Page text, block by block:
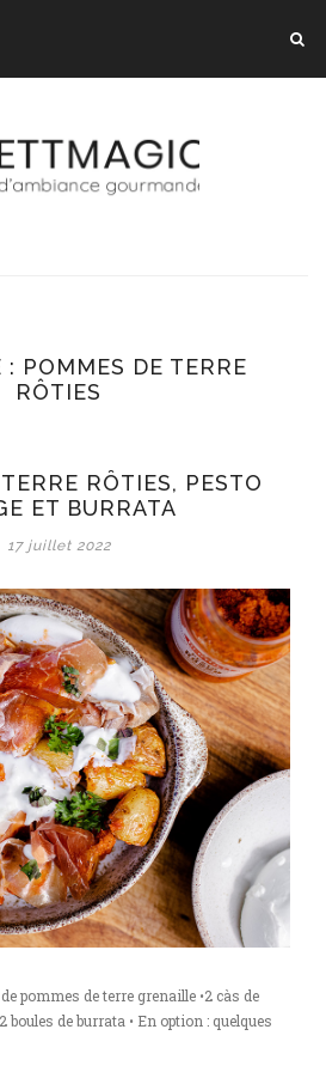
: POMMES DE TERRE
RÔTIES
RÔTIES, PESTO
ET BURRATA
17 juillet 2022
pommes de terre grenaille •2 càs de
boules de burrata • En option : quelques